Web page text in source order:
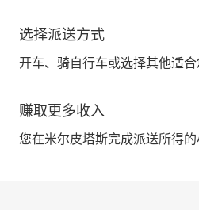
选择派送方式
开车、骑自行车或选择其他适合
赚取更多收入
您在米尔皮塔斯完成派送所得的